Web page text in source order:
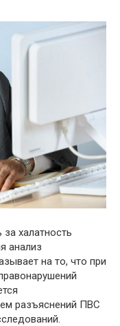
халатность
анализ
на то, что при
разъяснений ПВС